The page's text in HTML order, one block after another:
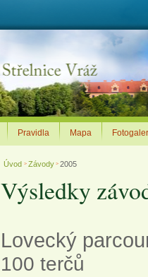
Úvod > Závody > 2005
Výsledky
Lovecký
100 terčů
Pravidla Mapa